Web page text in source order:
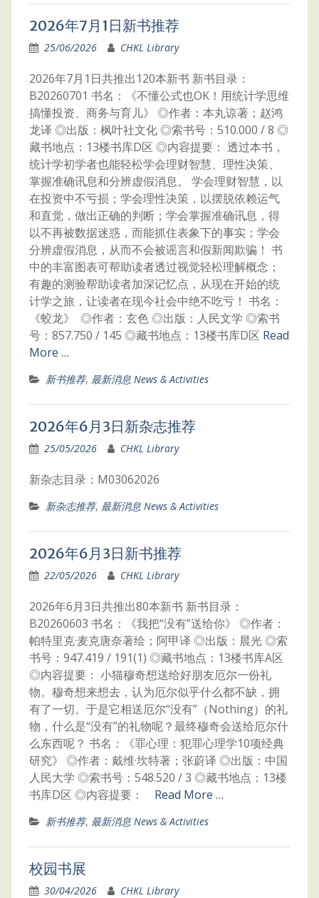
2026年7月1日新书推荐
25/06/2026 CHKL Library
2026年7月1日共推出120本新书 新书目录：
B20260701 书名：《不懂公式也OK！用统计学思维
搞懂投资、商务与育儿》 ◎作者：本丸谅著；赵鸿
龙译 ◎出版：枫叶社文化 ◎索书号：510.000 / 8 ◎
藏书地点：13楼书库D区 ◎内容提要： 透过本书，
统计学初学者也能轻松学会理财智慧、理性决策、
掌握准确讯息和分辨虚假消息。 学会理财智慧，以
在投资中不亏损；学会理性决策，以摆脱依赖运气
和直觉，做出正确的判断；学会掌握准确讯息，得
以不再被数据迷惑，而能抓住表象下的事实；学会
分辨虚假消息，从而不会被谣言和假新闻欺骗！ 书
中的丰富图表可帮助读者透过视觉轻松理解概念；
有趣的测验帮助读者加深记忆点，从现在开始的统
计学之旅，让读者在现今社会中绝不吃亏！ 书名：
《蛟龙》 ◎作者：玄色 ◎出版：人民文学 ◎索书
号：857.750 / 145 ◎藏书地点：13楼书库D区 Read
More …
新书推荐, 最新消息 News & Activities
2026年6月3日新杂志推荐
25/05/2026 CHKL Library
新杂志目录：M03062026
新杂志推荐, 最新消息 News & Activities
2026年6月3日新书推荐
22/05/2026 CHKL Library
2026年6月3日共推出80本新书 新书目录：
B20260603 书名：《我把“没有”送给你》 ◎作者：
帕特里克·麦克唐奈著绘；阿甲译 ◎出版：晨光 ◎索
书号：947.419 / 191(1) ◎藏书地点：13楼书库A区
◎内容提要： 小猫穆奇想送给好朋友厄尔一份礼
物。穆奇想来想去，认为厄尔似乎什么都不缺，拥
有了一切。于是它相送厄尔“没有”（Nothing）的礼
物，什么是“没有”的礼物呢？最终穆奇会送给厄尔什
么东西呢？ 书名：《罪心理：犯罪心理学10项经典
研究》 ◎作者：戴维·坎特著；张蔚译 ◎出版：中国
人民大学 ◎索书号：548.520 / 3 ◎藏书地点：13楼
书库D区 ◎内容提要： Read More …
新书推荐, 最新消息 News & Activities
校园书展
30/04/2026 CHKL Library